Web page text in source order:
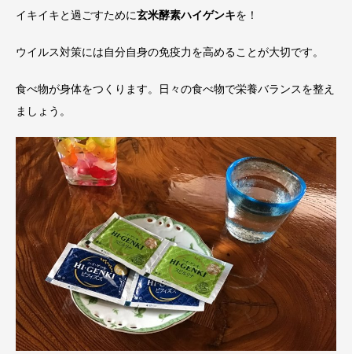
イキイキと過ごすために玄米酵素ハイゲンキを！
ウイルス対策には自分自身の免疫力を高めることが大切です。
食べ物が身体をつくります。日々の食べ物で栄養バランスを整え
ましょう。